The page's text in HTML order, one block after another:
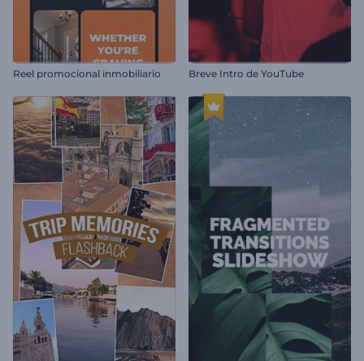
Reel promocional inmobiliario Breve Intro de YouTube